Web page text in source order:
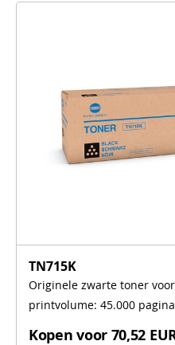
TN715K
Originele zwarte toner
printvolume: 45.000
Kopen voor 70,52